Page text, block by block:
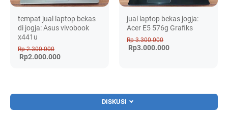
tempat jual laptop bekas
di jogja: Asus vivobook
x441u
Rp 2.300.000
Rp2.000.000
jual laptop bekas jogja:
Acer E5 576g Grafiks
Rp 3.300.000
Rp3.000.000
DISKUSI